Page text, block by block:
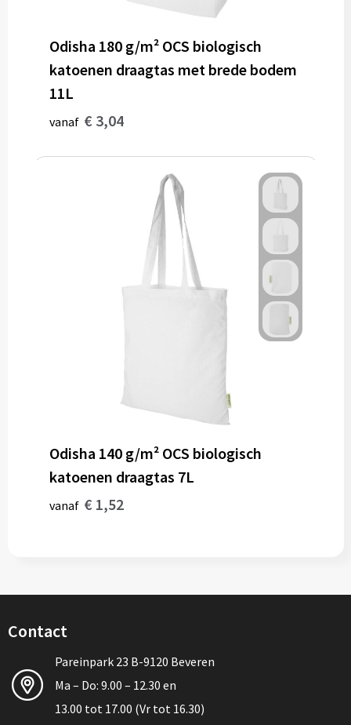
Odisha 180 g/m² OCS biologisch
katoenen draagtas met brede bodem
11L
vanaf € 3,04
Odisha 140 g/m² OCS biologisch
katoenen draagtas 7L
vanaf € 1,52
Contact
Pareinpark 23 B-9120 Beveren
Ma – Do: 9.00 – 12.30 en
13.00 tot 17.00 (Vr tot 16.30)